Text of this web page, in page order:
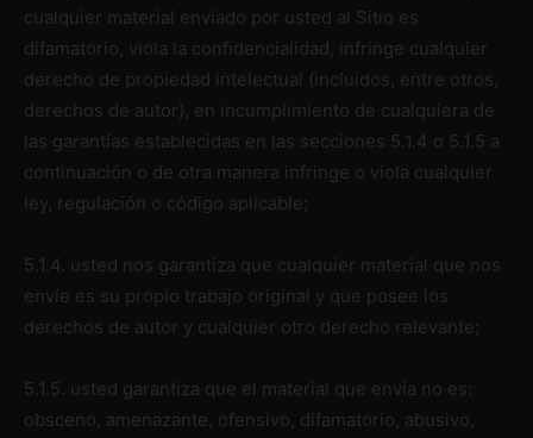
cualquier material enviado por usted al Sitio es
difamatorio, viola la confidencialidad, infringe cualquier
derecho de propiedad intelectual (incluidos, entre otros,
derechos de autor), en incumplimiento de cualquiera de
las garantías establecidas en las secciones 5.1.4 o 5.1.5 a
continuación o de otra manera infringe o viola cualquier
ley, regulación o código aplicable;
5.1.4. usted nos garantiza que cualquier material que nos
envíe es su propio trabajo original y que posee los
derechos de autor y cualquier otro derecho relevante;
5.1.5. usted garantiza que el material que envía no es:
obsceno, amenazante, ofensivo, difamatorio, abusivo,